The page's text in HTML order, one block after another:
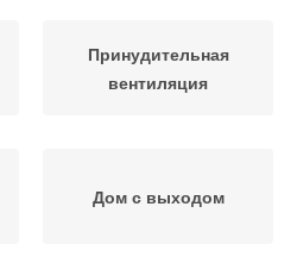
Принудительная
вентиляция
Дом с выходом